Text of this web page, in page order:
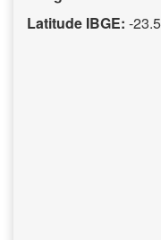
Latitude IBGE: -